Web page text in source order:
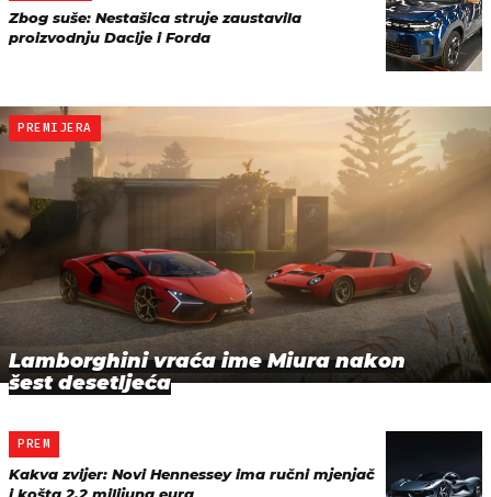
Zbog suše: Nestašica struje zaustavila
proizvodnju Dacije i Forda
PREMIJERA
Lamborghini vraća ime Miura nakon
šest desetljeća
PREM
Kakva zvijer: Novi Hennessey ima ručni mjenjač